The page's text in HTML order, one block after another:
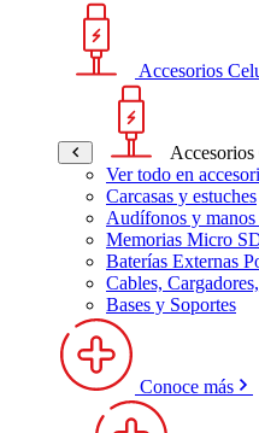
Accesorios
Accesorios
Ver todo en
Carcasas y estuches
Audífonos y manos
Memorias Micro
Baterías Externas
Cables,
Bases y Soportes
Conoce más